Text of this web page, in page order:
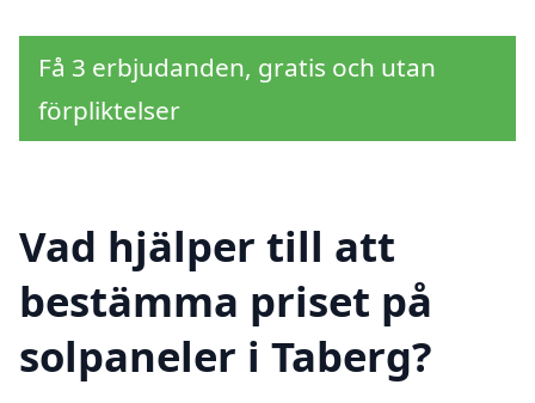
Få 3 erbjudanden, gratis och utan
förpliktelser
Vad hjälper till att
bestämma priset på
solpaneler i Taberg?